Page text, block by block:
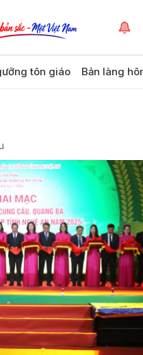
tôn giáo Bản làng